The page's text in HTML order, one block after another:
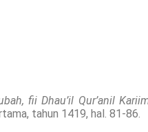
fii Dhau’il Qur’anil
tahun 1419, hal. 81-86.